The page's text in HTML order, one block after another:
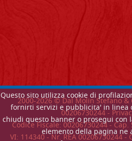
Questo sito utilizza cookie di
fornirti servizi e pubblicita' in linea
chiudi questo banner o prosegui con
elemento della pagina ne
2000-2026© Dal Molin Stefano &
00206730244 -
Codice Fiscale: 00206730244 -
VI: 114340 - Nr. REA 00206730244